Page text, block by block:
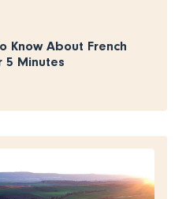
Know About French
5 Minutes